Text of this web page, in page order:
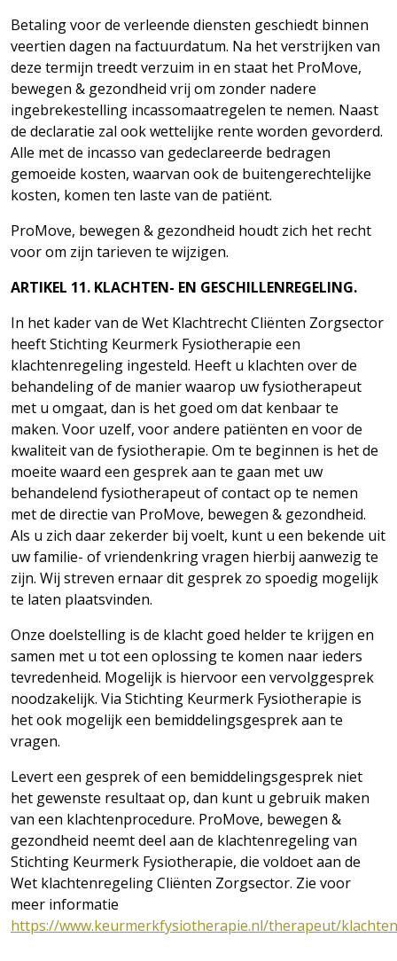
Betaling voor de verleende diensten geschiedt binnen
veertien dagen na factuurdatum. Na het verstrijken van
deze termijn treedt verzuim in en staat het ProMove,
bewegen & gezondheid vrij om zonder nadere
ingebrekestelling incassomaatregelen te nemen. Naast
de declaratie zal ook wettelijke rente worden gevorderd.
Alle met de incasso van gedeclareerde bedragen
gemoeide kosten, waarvan ook de buitengerechtelijke
kosten, komen ten laste van de patiënt.
ProMove, bewegen & gezondheid houdt zich het recht
voor om zijn tarieven te wijzigen.
ARTIKEL 11. KLACHTEN- EN GESCHILLENREGELING.
In het kader van de Wet Klachtrecht Cliënten Zorgsector
heeft Stichting Keurmerk Fysiotherapie een
klachtenregeling ingesteld. Heeft u klachten over de
behandeling of de manier waarop uw fysiotherapeut
met u omgaat, dan is het goed om dat kenbaar te
maken. Voor uzelf, voor andere patiënten en voor de
kwaliteit van de fysiotherapie. Om te beginnen is het de
moeite waard een gesprek aan te gaan met uw
behandelend fysiotherapeut of contact op te nemen
met de directie van ProMove, bewegen & gezondheid.
Als u zich daar zekerder bij voelt, kunt u een bekende uit
uw familie- of vriendenkring vragen hierbij aanwezig te
zijn. Wij streven ernaar dit gesprek zo spoedig mogelijk
te laten plaatsvinden.
Onze doelstelling is de klacht goed helder te krijgen en
samen met u tot een oplossing te komen naar ieders
tevredenheid. Mogelijk is hiervoor een vervolggesprek
noodzakelijk. Via Stichting Keurmerk Fysiotherapie is
het ook mogelijk een bemiddelingsgesprek aan te
vragen.
Levert een gesprek of een bemiddelingsgesprek niet
het gewenste resultaat op, dan kunt u gebruik maken
van een klachtenprocedure. ProMove, bewegen &
gezondheid neemt deel aan de klachtenregeling van
Stichting Keurmerk Fysiotherapie, die voldoet aan de
Wet klachtenregeling Cliënten Zorgsector. Zie voor
meer informatie
https://www.keurmerkfysiotherapie.nl/therapeut/